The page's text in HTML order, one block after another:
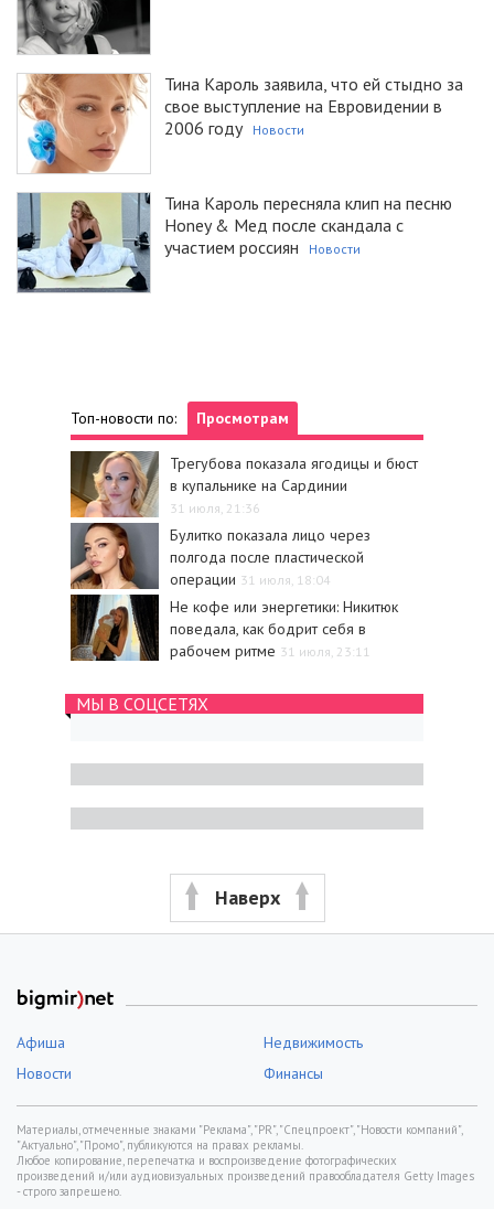
Тина Кароль заявила, что ей стыдно за
свое выступление на Евровидении в
2006 году
Новости
Тина Кароль пересняла клип на песню
Honey & Мед после скандала с
участием россиян
Новости
Топ-новости по: Просмотрам
Трегубова показала ягодицы и бюст
в купальнике на Сардинии
31 июля, 21:36
Булитко показала лицо через
полгода после пластической
операции 31 июля, 18:04
Не кофе или энергетики: Никитюк
поведала, как бодрит себя в
рабочем ритме 31 июля, 23:11
МЫ В СОЦСЕТЯХ
Наверх
Афиша
Недвижимость
Новости
Финансы
Материалы, отмеченные знаками "Реклама", "PR", "Спецпроект", "Новости компаний",
"Актуально", "Промо", публикуются на правах рекламы.
Любое копирование, перепечатка и воспроизведение фотографических
произведений и/или аудиовизуальных произведений правообладателя Getty Images
- строго запрещено.